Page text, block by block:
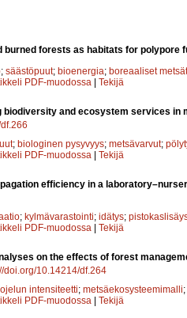
burned forests as habitats for polypore
; säästöpuut; bioenergia; boreaaliset metsät
PDF-muodossa | Tekijä
biodiversity and ecosystem services in
; biologinen pysyvyys; metsävarvut;
PDF-muodossa | Tekijä
efficiency in a
; kylmävarastointi; idätys;
PDF-muodossa | Tekijä
on the effects of forest
doi.org/10.14214/df.264
intensiteetti; metsäekosysteemimalli;
PDF-muodossa | Tekijä